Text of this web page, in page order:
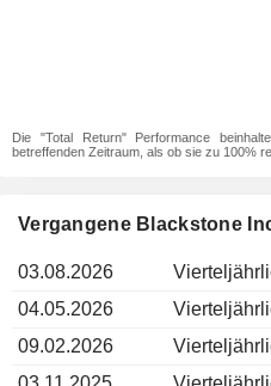
Die "Total Return" Performance
betreffenden Zeitraum, als ob sie zu 100%
Vergangene Blackstone
03.08.2026
04.05.2026
09.02.2026